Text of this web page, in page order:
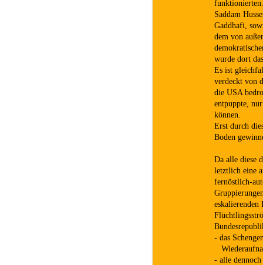
Saddam
Gaddhafi,
dem von
wurde dort
Es ist
verdeckt von
die USA
entpuppte,
können.
Erst durch
Boden
Da alle diese
letztlich eine
fernöstlich-
eskalierenden
- das
- alle